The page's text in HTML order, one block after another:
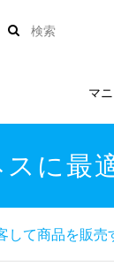
マ
スに最
して商品を販売